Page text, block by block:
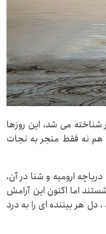
می شد، این روزها
نهادها و مسئولان ذیربط طی ۲ دهه گذشته هم نه فقط منجر به نجات
ارومیه و شنا در آن،
اما اکنون این آرامش
دل هر بیننده ای را به درد